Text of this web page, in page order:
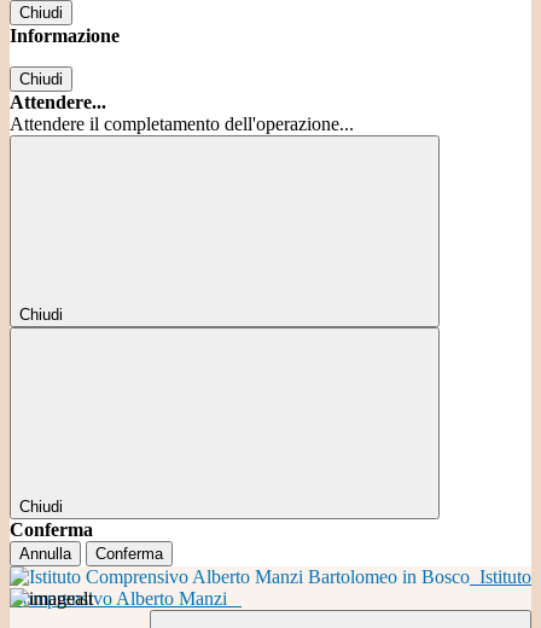
Chiudi
Informazione
Chiudi
Attendere...
Attendere il completamento dell'operazione...
Chiudi
Chiudi
Conferma
Annulla Conferma
Istituto
Comprensivo Alberto Manzi